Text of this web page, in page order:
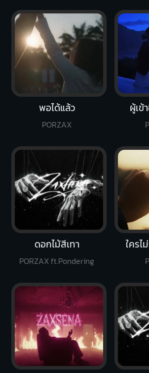
พอได้แล้ว
PORZAX
ผู้เข้
ดอกไม้สีเทา
PORZAX ft.Pondering
ใครไ